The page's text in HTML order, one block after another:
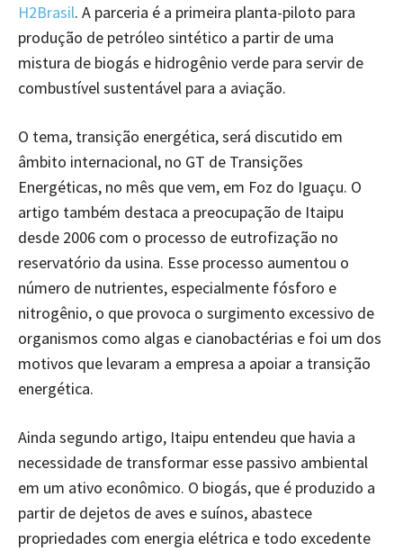
H2Brasil. A parceria é a primeira planta-piloto para
produção de petróleo sintético a partir de uma
mistura de biogás e hidrogênio verde para servir de
combustível sustentável para a aviação.
O tema, transição energética, será discutido em
âmbito internacional, no GT de Transições
Energéticas, no mês que vem, em Foz do Iguaçu. O
artigo também destaca a preocupação de Itaipu
desde 2006 com o processo de eutrofização no
reservatório da usina. Esse processo aumentou o
número de nutrientes, especialmente fósforo e
nitrogênio, o que provoca o surgimento excessivo de
organismos como algas e cianobactérias e foi um dos
motivos que levaram a empresa a apoiar a transição
energética.
Ainda segundo artigo, Itaipu entendeu que havia a
necessidade de transformar esse passivo ambiental
em um ativo econômico. O biogás, que é produzido a
partir de dejetos de aves e suínos, abastece
propriedades com energia elétrica e todo excedente